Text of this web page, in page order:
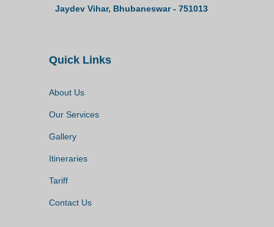
Jaydev Vihar, Bhubaneswar - 751013
Quick Links
About Us
Our Services
Gallery
Itineraries
Tariff
Contact Us